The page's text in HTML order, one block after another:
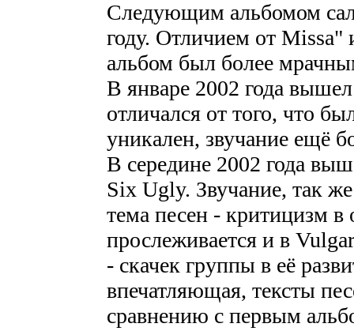
Следующим альбомом
году. Отличием от Missa"
альбом был более
В январе 2002 года
отличался от того, что
уникален, звучание ещё
В середине 2002 года
Six Ugly. Звучание, так
тема песен - критицизм
прослеживается и в
- скачек группы в её
впечатляющая, тексты
сравнению с первым